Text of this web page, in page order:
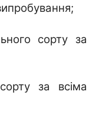
сорту за
за всіма